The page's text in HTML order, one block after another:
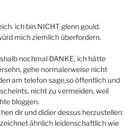
ich bin NICHT glenn gould.
mich ziemlich überfordern.
nochmal DANKE, ich hätte
gehe normalerweise nicht
am telefon sage,so öffentlich und
nicht zu vermeiden, weil
bloggen.
dir und didier dessus herzustellen:
ähnlich leidenschaftlich wie